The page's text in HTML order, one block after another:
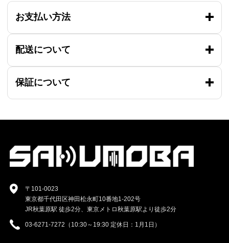
お支払い方法
配送について
保証について
〒101-0023
東京都千代田区神田松永町10番地1-202号
JR秋葉原駅 徒歩2分、東京メトロ秋葉原駅より徒歩2分
03-6271-7272（10:30～19:30 定休日：1月1日）